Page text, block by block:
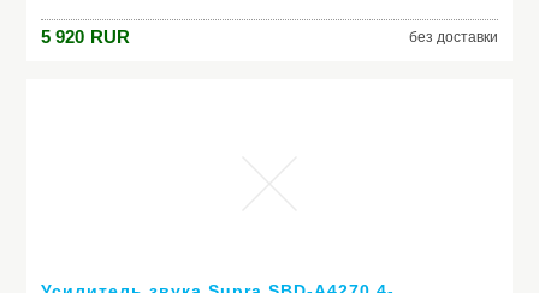
5 920 RUR без доставки